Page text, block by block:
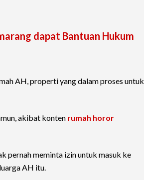
dapat Bantuan Hukum
AH, properti yang dalam proses untuk
akibat konten rumah horor
pernah meminta izin untuk masuk ke
AH itu.